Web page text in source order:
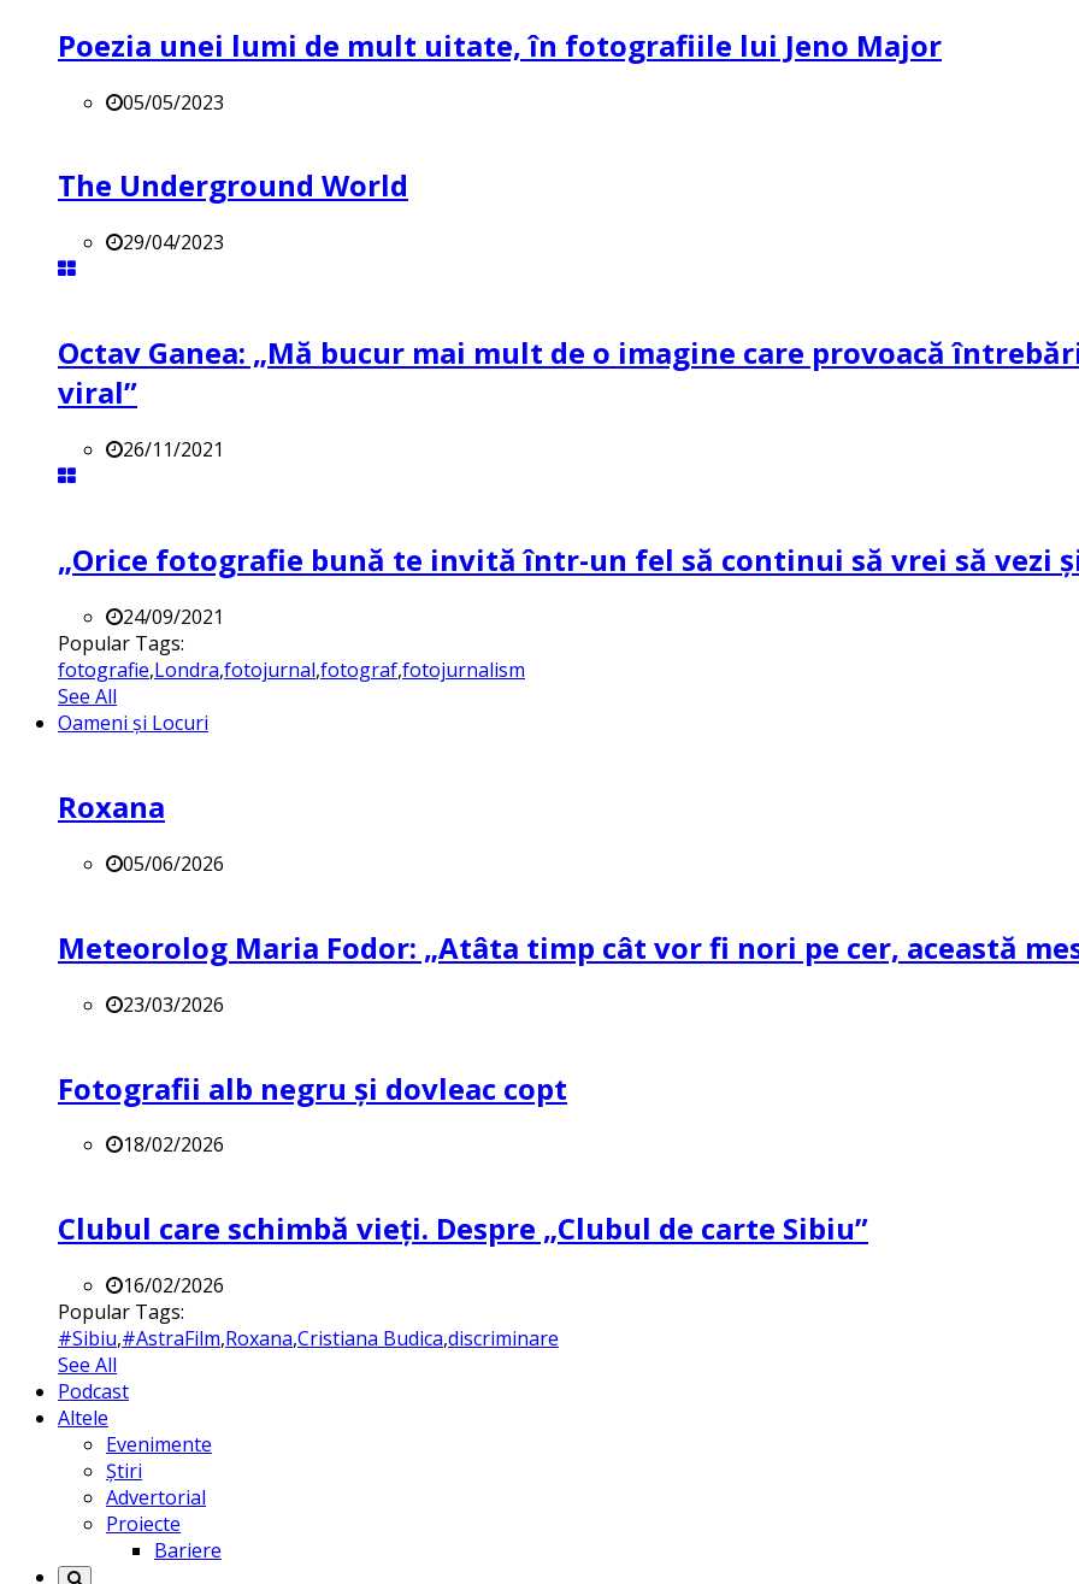
Poezia unei lumi de mult uitate, în fotografiile lui Jeno Major
05/05/2023
The Underground World
29/04/2023
Octav Ganea: „Mă bucur mai mult de o imagine care provoacă
viral”
26/11/2021
„Orice fotografie bună te invită într-un fel să continui să vrei să vezi
24/09/2021
Popular Tags:
fotografie,Londra,fotojurnal,fotograf,fotojurnalism
See All
Oameni și Locuri
Roxana
05/06/2026
Meteorolog Maria Fodor: „Atâta timp cât vor fi nori pe cer, această
23/03/2026
Fotografii alb negru și dovleac copt
18/02/2026
Clubul care schimbă vieți. Despre „Clubul de carte Sibiu”
16/02/2026
Popular Tags:
#Sibiu,#AstraFilm,Roxana,Cristiana Budica,discriminare
See All
Podcast
Altele
Evenimente
Știri
Advertorial
Proiecte
Bariere